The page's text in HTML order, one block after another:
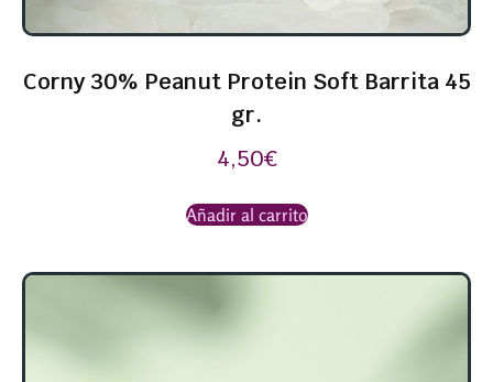
Corny 30% Peanut Protein Soft Barrita 45
gr.
4,50€
Añadir al carrito